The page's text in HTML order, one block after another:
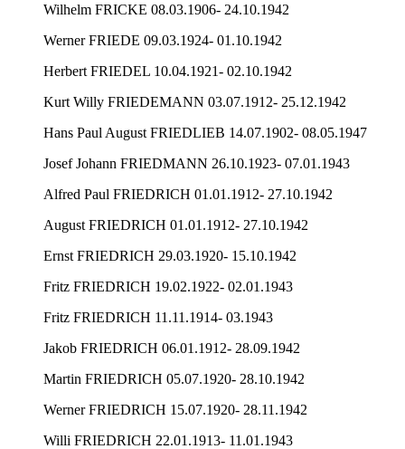
Wilhelm FRICKE 08.03.1906- 24.10.1942
Werner FRIEDE 09.03.1924- 01.10.1942
Herbert FRIEDEL 10.04.1921- 02.10.1942
Kurt Willy FRIEDEMANN 03.07.1912- 25.12.1942
Hans Paul August FRIEDLIEB 14.07.1902- 08.05.1947
Josef Johann FRIEDMANN 26.10.1923- 07.01.1943
Alfred Paul FRIEDRICH 01.01.1912- 27.10.1942
August FRIEDRICH 01.01.1912- 27.10.1942
Ernst FRIEDRICH 29.03.1920- 15.10.1942
Fritz FRIEDRICH 19.02.1922- 02.01.1943
Fritz FRIEDRICH 11.11.1914- 03.1943
Jakob FRIEDRICH 06.01.1912- 28.09.1942
Martin FRIEDRICH 05.07.1920- 28.10.1942
Werner FRIEDRICH 15.07.1920- 28.11.1942
Willi FRIEDRICH 22.01.1913- 11.01.1943